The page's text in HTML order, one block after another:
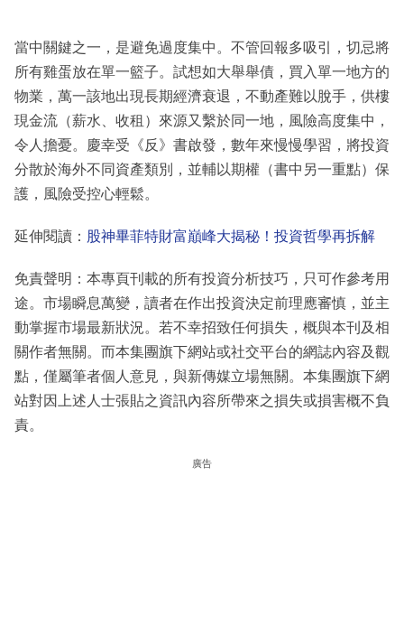
當中關鍵之一，是避免過度集中。不管回報多吸引，切忌將
所有雞蛋放在單一籃子。試想如大舉舉債，買入單一地方的
物業，萬一該地出現長期經濟衰退，不動產難以脫手，供樓
現金流（薪水、收租）來源又繫於同一地，風險高度集中，
令人擔憂。慶幸受《反》書啟發，數年來慢慢學習，將投資
分散於海外不同資產類別，並輔以期權（書中另一重點）保
護，風險受控心輕鬆。
延伸閱讀： 股神畢菲特財富巔峰大揭秘！投資哲學再拆解
免責聲明：本專頁刊載的所有投資分析技巧，只可作參考用
途。市場瞬息萬變，讀者在作出投資決定前理應審慎，並主
動掌握市場最新狀況。若不幸招致任何損失，概與本刊及相
關作者無關。而本集團旗下網站或社交平台的網誌內容及觀
點，僅屬筆者個人意見，與新傳媒立場無關。本集團旗下網
站對因上述人士張貼之資訊內容所帶來之損失或損害概不負
責。
廣告